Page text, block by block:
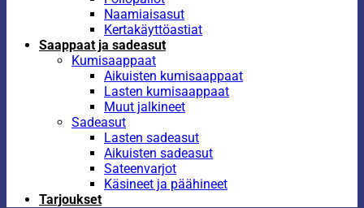
Naamiaisasut
Kertakäyttöastiat
Saappaat ja sadeasut
Kumisaappaat
Aikuisten kumisaappaat
Lasten kumisaappaat
Muut jalkineet
Sadeasut
Lasten sadeasut
Aikuisten sadeasut
Sateenvarjot
Käsineet ja päähineet
Tarjoukset